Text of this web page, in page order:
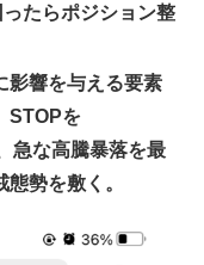
たらポジション整
影響を与える要素
STOPを
急な高騰暴落を最
勢を敷く。